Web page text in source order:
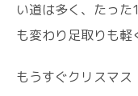
い道は多く、たっ
も変わり足取りも軽
もうすぐクリスマス